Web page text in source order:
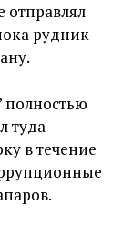
отправлял
рудник
полностью
туда
в течение